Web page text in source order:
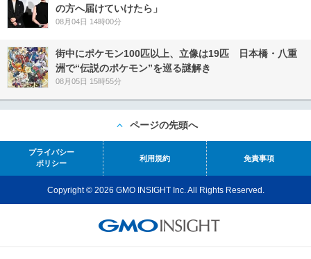
の方へ届けていけたら」
08月04日 14時00分
街中にポケモン100匹以上、立像は19匹 日本橋・八重
洲で“伝説のポケモン”を巡る謎解き
08月05日 15時55分
ページの先頭へ
プライバシー
ポリシー
利用規約 免責事項
Copyright © 2026 GMO INSIGHT Inc. All Rights Reserved.